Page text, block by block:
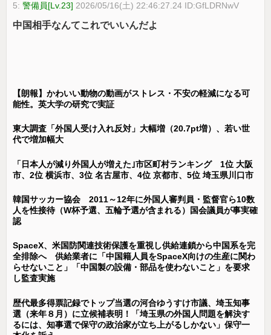
5:警備員[Lv.23] 2026/05/16(土) 22:46:27.24 ID:GfLDRNwV
中国相手なんてこれでいいんだよ
【朗報】かわいい動物の動画がストレス・不安の軽減になる可
能性。英大学の研究で実証
東大調査「外国人受け入れ反対」大幅増（20.7pt増）、若い世
代で増加幅大
「日本人が減り外国人が増えた｣市区町村ランキング 1位 大阪
市、2位 横浜市、3位 名古屋市、4位 京都市、5位 埼玉県川口市
韓国サッカー協会 2011～12年に外国人審判員・監督官ら10数
人を性接待（W杯予選、五輪予選が含まれる）国会議員が事実確
認
SpaceX、米国防関連技術保護を重視し供給連鎖から中国系を完
全排除へ 供給業者に「中国籍人員をSpaceX向けの生産に関わ
らせないこと」「中国製の設備・部品を使わないこと」を要求
し監査実施
歴代最多得票記録でトップ当選の河合ゆうすけ市議、埼玉知事
選（来年８月）に立候補表明！「埼玉県の外国人問題を解決す
るには、知事選で保守の政治家が立ち上がるしかない」保守一